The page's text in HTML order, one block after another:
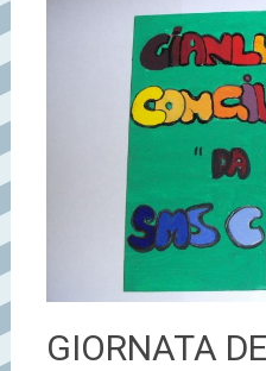
GIORNATA